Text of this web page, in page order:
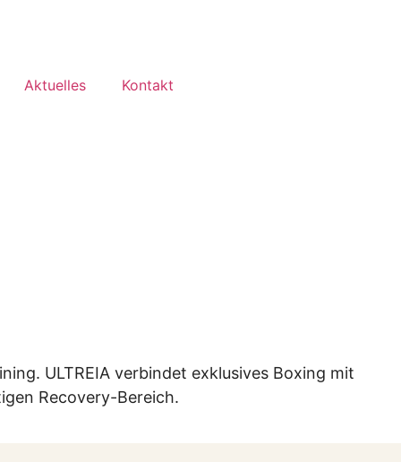
Aktuelles Kontakt
ULTREIA verbindet exklusives Boxing mit
Recovery-Bereich.